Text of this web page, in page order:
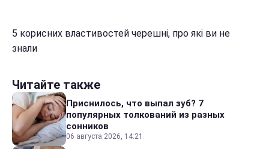
5 корисних властивостей черешні, про які ви не
знали
Читайте также
Приснилось, что выпал зуб? 7
популярных толкований из разных
сонников
06 августа 2026, 14:21